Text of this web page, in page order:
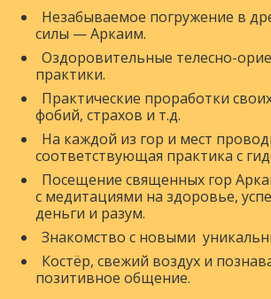
Незабываемое погружение в
силы — Аркаим.
Оздоровительные телесно-
практики.
Практические проработки
фобий, страхов и т.д.
На каждой из гор и мест
соответствующая практика с
Посещение священных гор
с медитациями на здоровье,
деньги и разум.
Знакомство с новыми
Костёр, свежий воздух и
позитивное общение.